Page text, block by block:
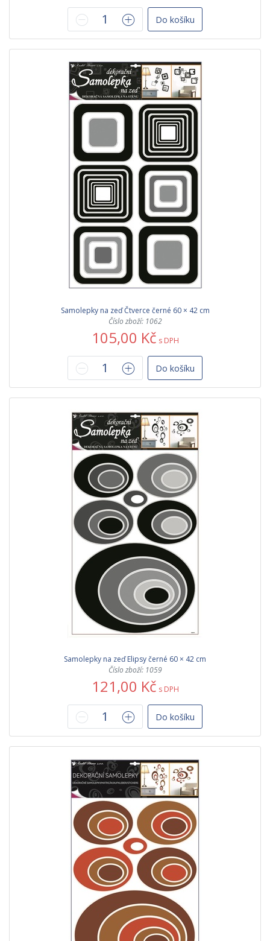
Do košíku
Samolepky na zeď Čtverce černé 60 × 42 cm
Číslo zboží: 1062
105,00 Kč s DPH
Do košíku
Samolepky na zeď Elipsy černé 60 × 42 cm
Číslo zboží: 1059
121,00 Kč s DPH
Do košíku